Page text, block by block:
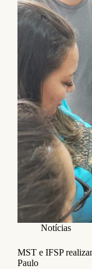
Notícias
MST e IFSP
Paulo